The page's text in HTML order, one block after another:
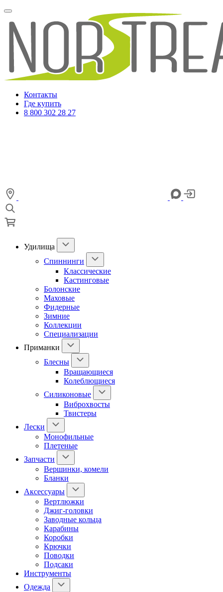
Контакты
Где купить
8 800 302 28 27
Удилища
Спиннинги
Классические
Кастинговые
Болонские
Маховые
Фидерные
Зимние
Коллекции
Специализации
Приманки
Блесны
Вращающиеся
Колеблющиеся
Силиконовые
Виброхвосты
Твистеры
Лески
Монофильные
Плетеные
Запчасти
Вершинки, комели
Бланки
Аксессуары
Вертлюжки
Джиг-головки
Заводные кольца
Карабины
Коробки
Крючки
Поводки
Подсаки
Инструменты
Одежда